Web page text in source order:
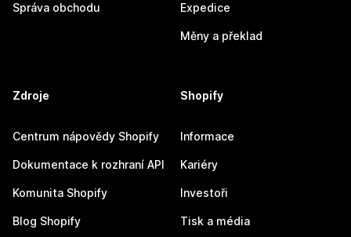
Správa obchodu Expedice
Měny a překlad
Zdroje
Centrum nápovědy Shopify
Dokumentace k rozhraní API
Komunita Shopify
Blog Shopify
Shopify
Informace
Kariéry
Investoři
Tisk a média